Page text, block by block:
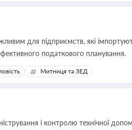
для підприємств, які
податкового планування.
Митниця та ЗЕД
і контролю технічної